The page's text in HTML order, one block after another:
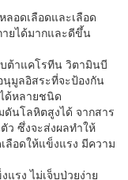
ดเลือดและเลือด
ายได้มากและดีขึ้น
แคโรทีน วิตามินบี
มูลอิสระที่จะป้องกัน
ด้หลายชนิด
ลหิตสูงได้ จากสาร
ซึ่งจะส่งผลทำให้
ลือดให้แข็งแรง มีความ
ง ไม่เจ็บป่วยง่าย